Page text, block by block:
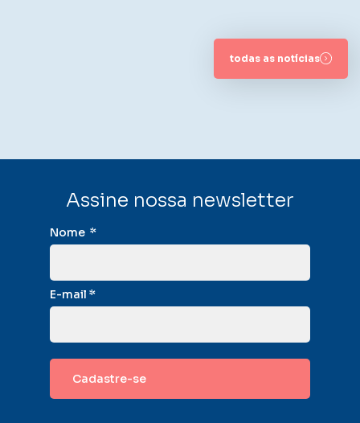
todas as notícias
Assine nossa newsletter
Nome*
E-mail*